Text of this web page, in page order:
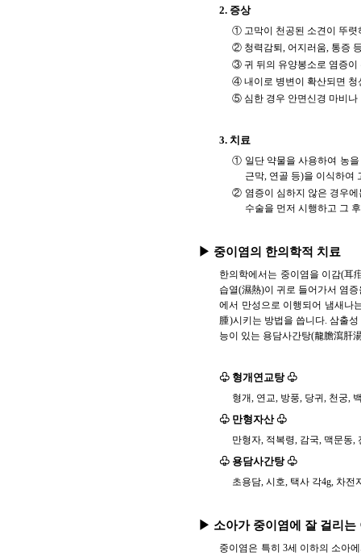
2. 증상
① 고막이 천공된 소견이 뚜렷
② 청력감퇴, 어지러움, 통증
③ 귀 뒤의 유양봉소로 염증이
④ 내이로 병변이 확산되면 청
⑤ 심한 경우 안면신경 마비나
3. 치료
① 일단 약물을 사용하여 농을
근막, 연골 등)을 이식하여
② 염증이 심하지 않은 경우에
수술을 먼저 시행하고 그
▶ 중이염의 한의학적 치료
한의학에서는 중이염을 이감(耳
습열(濕熱)이 귀로 들어가서 염
에서 만성으로 이행되어 냄새나
腫)시키는 방법을 씁니다. 삼출
능이 있는 용담사간탕(龍膽瀉肝
♧ 형개연교탕 ♧
형개, 연교, 방풍, 당귀, 천궁,
♧ 만형자산 ♧
만형자, 적복령, 감국, 맥문동,
♧ 용담사간탕 ♧
초용담, 시호, 택사 각4g, 차전
▶ 소아가 중이염에 잘 걸리는
중이염은 특히 3세 이하의 소아